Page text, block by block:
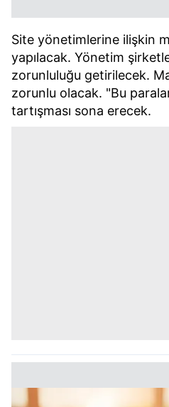
Site yönetimlerine ilişkin
yapılacak. Yönetim
zorunluluğu getirilecek.
zorunlu olacak. "Bu
tartışması sona erecek.